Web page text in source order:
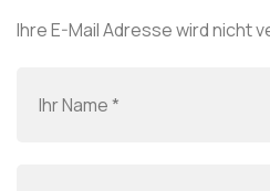
Ihre E-Mail Adresse wird nicht